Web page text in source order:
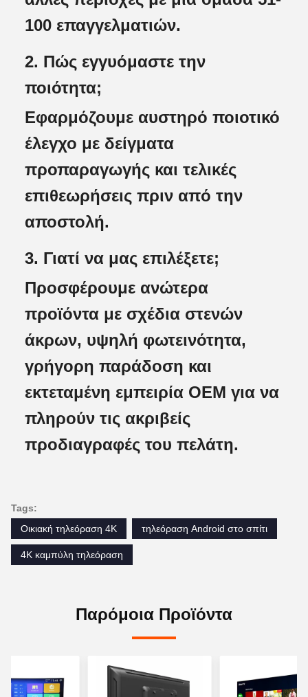
100 επαγγελματιών.
2. Πώς εγγυόμαστε την
ποιότητα;
Εφαρμόζουμε αυστηρό ποιοτικό
έλεγχο με δείγματα
προπαραγωγής και τελικές
επιθεωρήσεις πριν από την
αποστολή.
3. Γιατί να μας επιλέξετε;
Προσφέρουμε ανώτερα
προϊόντα με σχέδια στενών
άκρων, υψηλή φωτεινότητα,
γρήγορη παράδοση και
εκτεταμένη εμπειρία OEM για να
πληρούν τις ακριβείς
προδιαγραφές του πελάτη.
Tags:
Οικιακή τηλεόραση 4K
τηλεόραση Android στο σπίτι
4K καμπύλη τηλεόραση
Παρόμοια Προϊόντα